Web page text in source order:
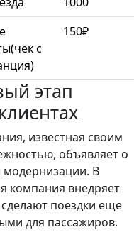
с
150₽
этап
известная своим
объявляет о
В
компания внедряет
поездки еще
для пассажиров.